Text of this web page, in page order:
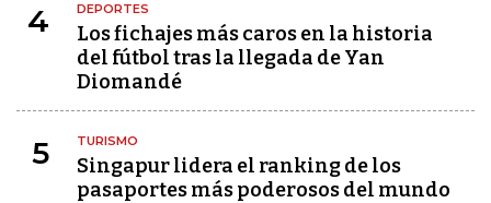
4 DEPORTES
Los fichajes más caros en la historia
del fútbol tras la llegada de Yan
Diomandé
5 TURISMO
Singapur lidera el ranking de los
pasaportes más poderosos del mundo